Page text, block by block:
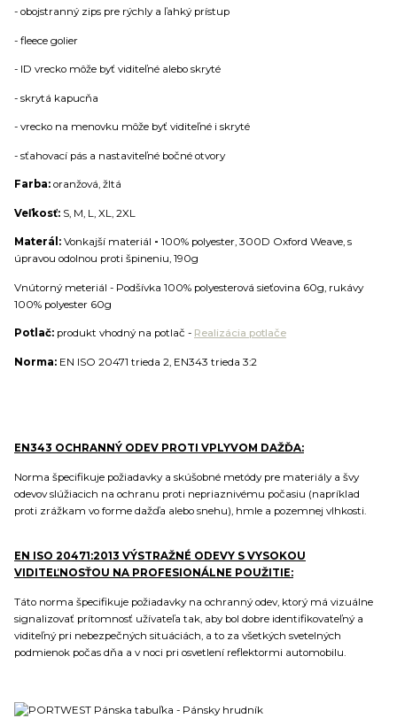
- obojstranný zips pre rýchly a ľahký prístup
- fleece golier
- ID vrecko môže byť viditeľné alebo skryté
- skrytá kapucňa
- vrecko na menovku môže byť viditeľné i skryté
- sťahovací pás a nastaviteľné bočné otvory
Farba: oranžová, žltá
Veľkosť: S, M, L, XL, 2XL
Materál: Vonkajší materiál - 100% polyester, 300D Oxford Weave, s
úpravou odolnou proti špineniu, 190g
Vnútorný meteriál - Podšívka 100% polyesterová sieťovina 60g, rukávy
100% polyester 60g
Potlač: produkt vhodný na potlač - Realizácia potlače
Norma: EN ISO 20471 trieda 2, EN343 trieda 3:2
EN343 OCHRANNÝ ODEV PROTI VPLYVOM DAŽĎA:
Norma špecifikuje požiadavky a skúšobné metódy pre materiály a švy
odevov slúžiacich na ochranu proti nepriaznivému počasiu (napríklad
proti zrážkam vo forme dažďa alebo snehu), hmle a pozemnej vlhkosti.
EN ISO 20471:2013 VÝSTRAŽNÉ ODEVY S VYSOKOU
VIDITEĽNOSŤOU NA PROFESIONÁLNE POUŽITIE:
Táto norma špecifikuje požiadavky na ochranný odev, ktorý má vizuálne
signalizovať prítomnosť užívateľa tak, aby bol dobre identifikovateľný a
viditeľný pri nebezpečných situáciách, a to za všetkých svetelných
podmienok počas dňa a v noci pri osvetlení reflektormi automobilu.